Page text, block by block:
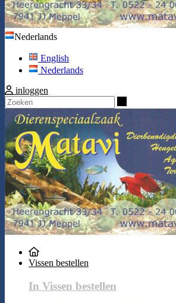
Nederlands
English
Nederlands
inloggen
Vissen bestellen
In Vissen bestellen